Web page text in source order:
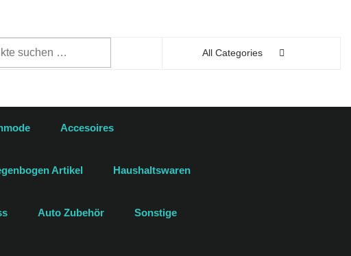
All Categories
Accesoires
Artikel Haushaltswaren
Auto Zubehör Sonstige